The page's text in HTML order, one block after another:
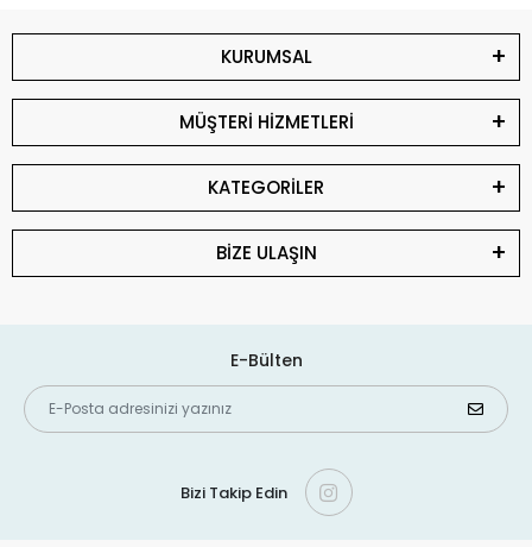
KURUMSAL
MÜŞTERİ HİZMETLERİ
KATEGORİLER
BİZE ULAŞIN
E-Bülten
Bizi Takip Edin